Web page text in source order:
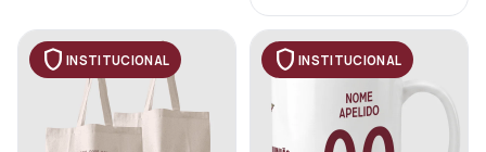
shield INSTITUCIONAL shield INSTITUCIONAL